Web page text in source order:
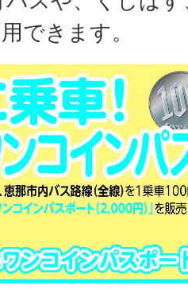
できます。